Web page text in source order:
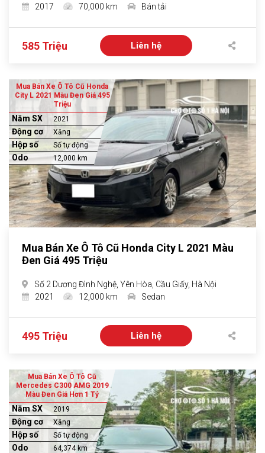
2017
70,000 km Bán tải
585 Triệu Liên hệ
Mua Bán Xe Ô Tô Cũ Honda
City L 2021 Màu Đen Giá 495
Triệu
Năm SX 2021
Động cơ Xăng
Hộp số Số tự động
Odo 12,000 km
Mua Bán Xe Ô Tô Cũ Honda City L 2021 Màu
Đen Giá 495 Triệu
Số 2 Dương Đình Nghệ, Yên Hòa, Cầu Giấy, Hà Nội
2021
12,000 km Sedan
495 Triệu Liên hệ
Mua Bán Xe Ô Tô Cũ
Mercedes C300 AMG 2019
Màu Đen Giá Hơn 1 Tỷ
Năm SX 2019
Động cơ Xăng
Hộp số Số tự động
Odo 64,374 km